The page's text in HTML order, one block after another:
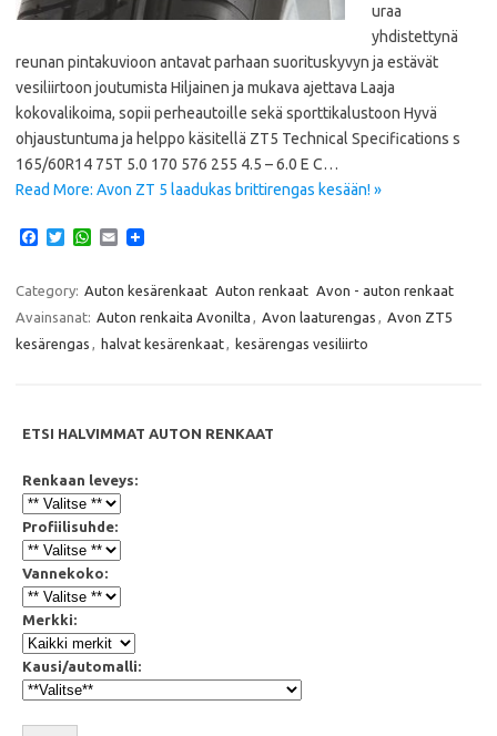
uraa
yhdistettynä
reunan pintakuvioon antavat parhaan suorituskyvyn ja estävät
vesiliirtoon joutumista Hiljainen ja mukava ajettava Laaja
kokovalikoima, sopii perheautoille sekä sporttikalustoon Hyvä
ohjaustuntuma ja helppo käsitellä ZT5 Technical Specifications s
165/60R14 75T 5.0 170 576 255 4.5 – 6.0 E C…
Read More: Avon ZT 5 laadukas brittirengas kesään! »
e
b
o
o
T
t
e
r
W
t
A
p
E
i
Category: Auton kesärenkaat Auton renkaat Avon - auton renkaat
Avainsanat: Auton renkaita Avonilta Avon laaturengas
Avon ZT5
kesärengas
halvat kesärenkaat kesärengas vesiliirto
ETSI HALVIMMAT AUTON RENKAAT
Renkaan leveys:
Profiilisuhde:
Vannekoko:
Merkki:
Kausi/automalli: